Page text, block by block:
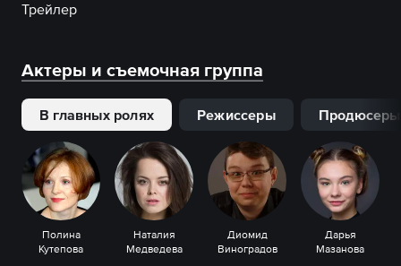
Трейлер
Актеры и съемочная группа
В главных ролях Режиссеры Продюсеры
Полина
Кутепова
Наталия
Медведева
Диомид
Виноградов
Дарья
Мазанова